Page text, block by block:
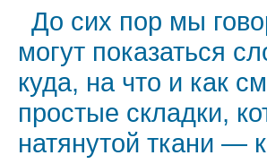
До сих пор мы
могут показаться
куда, на что и как
простые складки,
натянутой ткани —